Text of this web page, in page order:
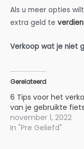
Als u meer opties
extra geld te
Verkoop wat je niet
Gerelateerd
6 Tips voor het
van je gebruikte fiets
november 1, 2022
In "Pre Geliefd"